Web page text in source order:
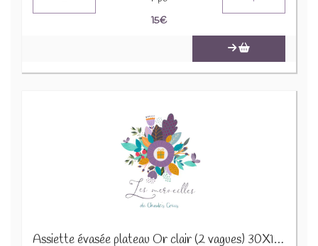
15€
Assiette évasée plateau Or clair (2 vagues) 30X12H5CM 22334